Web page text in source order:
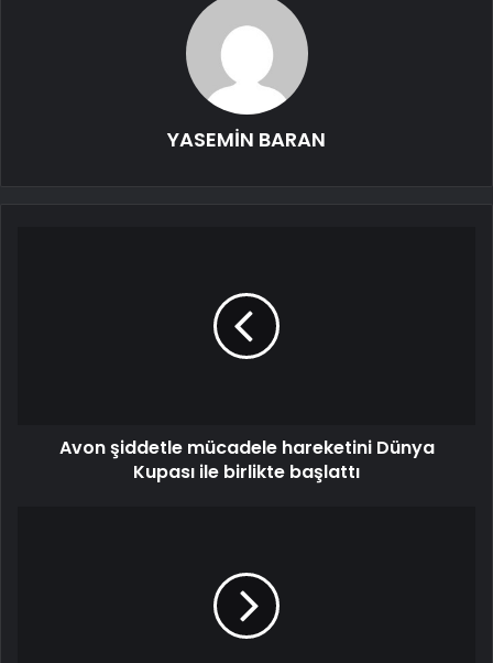
YASEMİN BARAN
Avon şiddetle mücadele hareketini Dünya
Kupası ile birlikte başlattı